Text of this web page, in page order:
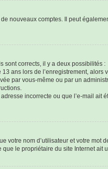
nouveaux comptes. Il peut
sont corrects, il y a deux possibilités :
ans lors de l’enregistrement,
par vous-même ou par un
incorrecte ou que l’e-mail
votre nom d’utilisateur et votre mot
le propriétaire du site Internet ait